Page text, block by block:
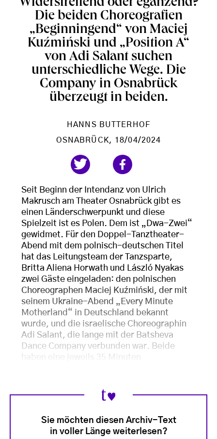
Widerstreitend oder egänzend?
Die beiden Choreografien
„Beginningend“ von Maciej
Kuźmiński und „Position A“
von Adi Salant suchen
unterschiedliche Wege. Die
Company in Osnabrück
überzeugt in beiden.
HANNS BUTTERHOF
OSNABRÜCK, 18/04/2024
Seit Beginn der Intendanz von Ulrich
Makrusch am Theater Osnabrück gibt es
einen Länderschwerpunkt und diese
Spielzeit ist es Polen. Dem ist „Dwa-Zwei“
gewidmet. Für den Doppel-Tanztheater-
Abend mit dem polnisch-deutschen Titel
hat das Leitungsteam der Tanzsparte,
Britta Aliena Horwath und László Nyakas
zwei Gäste eingeladen: den polnischen
Choreographen Maciej Kuźmiński, der mit
seinem Ukraine-Abend „Every Minute
Motherland“ in Deutschland bekannt
wurde, und die israelische Choreographin
Adi Salant, die lange mit der Batsheva
Dance Company verbunden war. Beide
haben eine jeweils 35 Minuten
Sie möchten diesen Archiv-Text
in voller Länge weiterlesen?